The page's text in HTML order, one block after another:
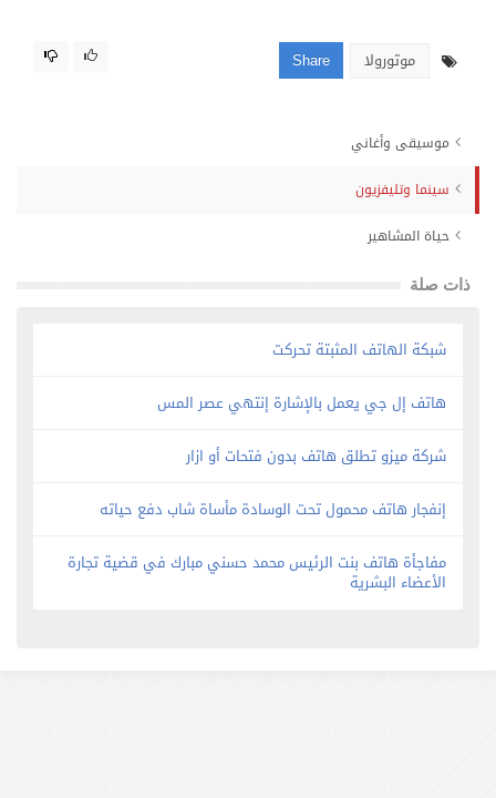
موتورولا Share
موسيقى وأغاني
سينما وتليفزيون
حياة المشاهير
ذات صلة
شبكة الهاتف المثبتة تحركت
هاتف إل جي يعمل بالإشارة إنتهي عصر المس
شركة ميزو تطلق هاتف بدون فتحات أو ازار
إنفجار هاتف محمول تحت الوسادة مأساة شاب دفع حياته
مفاجأة هاتف بنت الرئيس محمد حسني مبارك في قضية تجارة
الأعضاء البشرية